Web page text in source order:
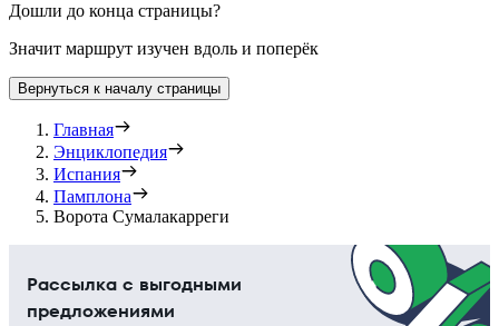
Дошли до конца страницы?
Значит маршрут изучен вдоль и поперёк
Вернуться к началу страницы
Главная
Энциклопедия
Испания
Памплона
Ворота Сумалакарреги
Рассылка с выгодными
предложениями